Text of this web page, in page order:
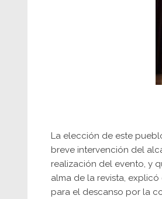
La elección de este
breve intervención del
realización del evento, y
alma de la revista,
para el descanso por la